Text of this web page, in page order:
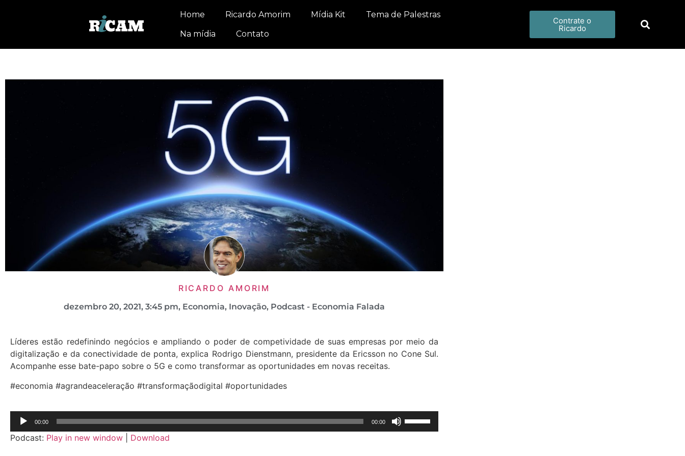
Home Ricardo Amorim Mídia Kit
Tema de Palestras
Na mídia
Contato
Contrate o
Ricardo
RICARDO AMORIM
dezembro 20, 2021, 3:45 pm, Economia, Inovação, Podcast - Economia Falada
Líderes estão redefinindo negócios e ampliando o poder de competividade de suas empresas por meio da
digitalização e da conectividade de ponta, explica Rodrigo Dienstmann, presidente da Ericsson no Cone Sul.
Acompanhe esse bate-papo sobre o 5G e como transformar as oportunidades em novas receitas.
#economia #agrandeaceleração #transformaçãodigital #oportunidades
Tocador
áudio
00:00 00:00
Podcast: Play in new window Download